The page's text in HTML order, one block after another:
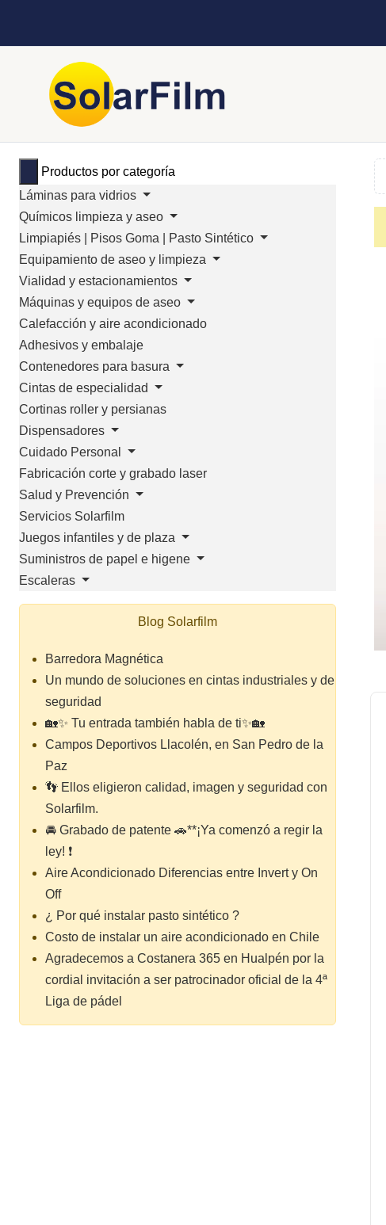
Productos por categoría
Láminas para vidrios
Químicos limpieza y aseo
Limpiapiés | Pisos Goma | Pasto Sintético
Equipamiento de aseo y limpieza
Vialidad y estacionamientos
Máquinas y equipos de aseo
Calefacción y aire acondicionado
Adhesivos y embalaje
Contenedores para basura
Cintas de especialidad
Cortinas roller y persianas
Dispensadores
Cuidado Personal
Fabricación corte y grabado laser
Salud y Prevención
Servicios Solarfilm
Juegos infantiles y de plaza
Suministros de papel e higene
Escaleras
Blog Solarfilm
Barredora Magnética
Un mundo de soluciones en cintas industriales y de
seguridad
🏡✨ Tu entrada también habla de ti✨🏡
Campos Deportivos Llacolén, en San Pedro de la
Paz
👣 Ellos eligieron calidad, imagen y seguridad con
Solarfilm.
🚘 Grabado de patente 🚗**¡Ya comenzó a regir la
ley! ❗
Aire Acondicionado Diferencias entre Invert y On
Off
¿ Por qué instalar pasto sintético ?
Costo de instalar un aire acondicionado en Chile
Agradecemos a Costanera 365 en Hualpén por la
cordial invitación a ser patrocinador oficial de la 4ª
Liga de pádel